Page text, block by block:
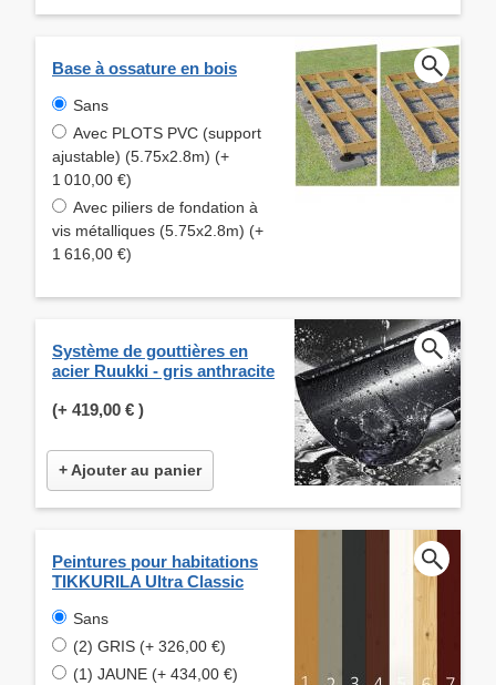
Base à ossature en bois
Sans
Avec PLOTS PVC (support
ajustable) (5.75x2.8m) (+
1 010,00 €)
Avec piliers de fondation à
vis métalliques (5.75x2.8m) (+
1 616,00 €)
Système de gouttières en
acier Ruukki - gris anthracite
(+ 419,00 € )
+ Ajouter au panier
Peintures pour habitations
TIKKURILA Ultra Classic
Sans
(2) GRIS (+ 326,00 €)
(1) JAUNE (+ 434,00 €)